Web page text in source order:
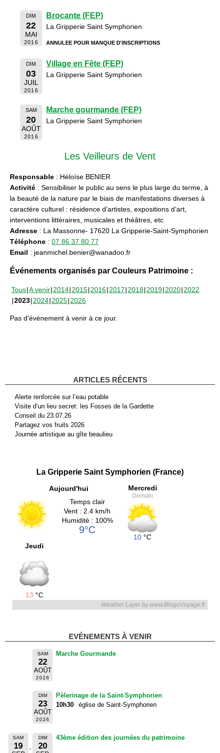
DIM
22
MAI
2016
Brocante (FEP)
La Gripperie Saint Symphorien
ANNULEE POUR MANQUE D'INSCRIPTIONS
DIM
03
JUIL
2016
Village en Fête (FEP)
La Gripperie Saint Symphorien
SAM
20
AOÛT
2016
Marche gourmande (FEP)
La Gripperie Saint Symphorien
Les Veilleurs de Vent
Responsable : Héloïse BENIER
Activité : Sensibiliser le public au sens le plus large du terme, à
la beauté de la nature par le biais de manifestations diverses à
caractère culturel : résidence d’artistes, expositions d’art,
interventions littéraires, musicales et théâtres, etc
Adresse : La Massonne- 17620 La Gripperie-Saint-Symphorien
Téléphone : 07 86 37 80 77
Email : jeanmichel.benier@wanadoo.fr
Événements organisés par Couleurs Patrimoine :
Tous A venir 2014 2015 2016 2017 2018 2019 2020 2022
2023 2024 2025 2026
Pas d'événement à venir à ce jour.
ARTICLES RÉCENTS
Alerte renforcée sur l’eau potable
Visite d’un lieu secret: les Fosses de la Gardette
Conseil du 23.07.26
Partagez vos fruits 2026
Journée artistique au gîte beaulieu
La Gripperie Saint Symphorien (France)
Aujourd'hui
Temps clair
Vent : 2.4 km/h
Humidité : 100%
9°C
Mercredi
Demain
10 °C
Jeudi
13 °C
Weather Layer by www.BlogoVoyage.fr
EVÉNEMENTS À VENIR
SAM
22
AOÛT
2026
Marche Gourmande
DIM
23
AOÛT
2026
Pèlerinage de la Saint-Symphorien
10h30
église de Saint-Symphorien
SAM
19
DIM
20
43ème édition des journées du patrimoine